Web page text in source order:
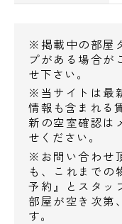
らあめん花月嵐
大阪王将まで
松屋まで364m
エスアールホー
ション多数
お取り扱いして
下さいませ
※掲載中の部屋
プがある場合が
せ下さい。
※当サイトは最
情報も含まれる
新の空室確認は
せください。
※お問い合わせ
も、これまでの
予約』とスタッ
部屋が空き次第
す。
電話でお問い